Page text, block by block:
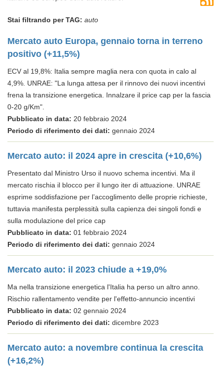
Stai filtrando per TAG: auto
Mercato auto Europa, gennaio torna in terreno
positivo (+11,5%)
ECV al 19,8%: Italia sempre maglia nera con quota in calo al
4,9%. UNRAE: "La lunga attesa per il rinnovo dei nuovi incentivi
frena la transizione energetica. Innalzare il price cap per la fascia
0-20 g/Km".
Pubblicato in data: 20 febbraio 2024
Periodo di riferimento dei dati: gennaio 2024
Mercato auto: il 2024 apre in crescita (+10,6%)
Presentato dal Ministro Urso il nuovo schema incentivi. Ma il
mercato rischia il blocco per il lungo iter di attuazione. UNRAE
esprime soddisfazione per l’accoglimento delle proprie richieste,
tuttavia manifesta perplessità sulla capienza dei singoli fondi e
sulla modulazione del price cap
Pubblicato in data: 01 febbraio 2024
Periodo di riferimento dei dati: gennaio 2024
Mercato auto: il 2023 chiude a +19,0%
Ma nella transizione energetica l'Italia ha perso un altro anno.
Rischio rallentamento vendite per l'effetto-annuncio incentivi
Pubblicato in data: 02 gennaio 2024
Periodo di riferimento dei dati: dicembre 2023
Mercato auto: a novembre continua la crescita
(+16,2%)